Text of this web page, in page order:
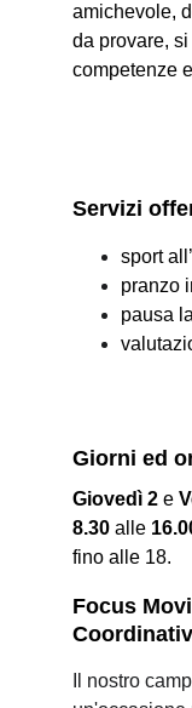
Servizi
sport
pranzo
pausa
Giorni ed
Giovedì 2 e
8.30 alle
fino alle 18.
amichevole,
da provare,
competenze
Focus
Il nostro